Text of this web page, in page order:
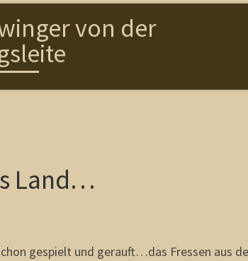
von der
Land…
gespielt und gerauft…das Fressen aus